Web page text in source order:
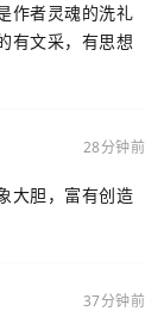
作者灵魂的洗礼
有文采，有思想
28分钟前
大胆，富有创造
37分钟前